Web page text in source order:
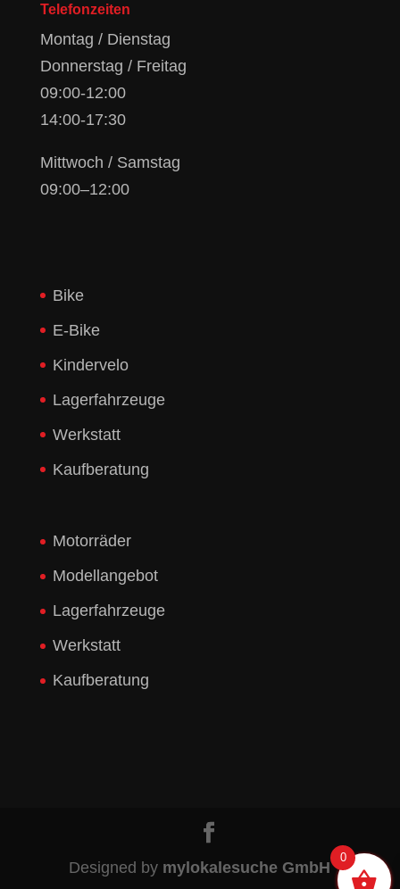
Telefonzeiten
Montag / Dienstag
Donnerstag / Freitag
09:00-12:00
14:00-17:30
Mittwoch / Samstag
09:00–12:00
Bike
E-Bike
Kindervelo
Lagerfahrzeuge
Werkstatt
Kaufberatung
Motorräder
Modellangebot
Lagerfahrzeuge
Werkstatt
Kaufberatung
Designed by mylokalesuche GmbH
0